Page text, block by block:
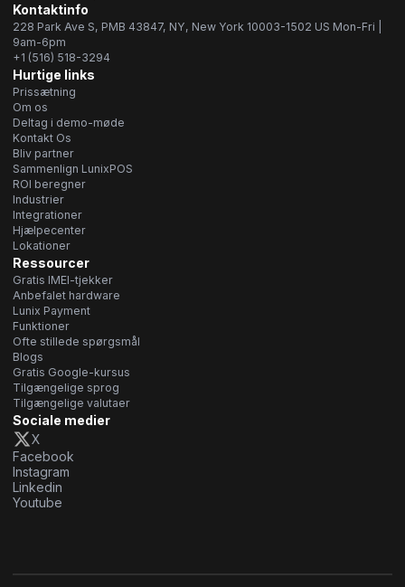
Kontaktinfo
228 Park Ave S, PMB 43847, NY, New York 10003-1502 US Mon-Fri |
9am-6pm
+1 (516) 518-3294
Hurtige links
Prissætning
Om os
Deltag i demo-møde
Kontakt Os
Bliv partner
Sammenlign LunixPOS
ROI beregner
Industrier
Integrationer
Hjælpecenter
Lokationer
Ressourcer
Gratis IMEI-tjekker
Anbefalet hardware
Lunix Payment
Funktioner
Ofte stillede spørgsmål
Blogs
Gratis Google-kursus
Tilgængelige sprog
Tilgængelige valutaer
Sociale medier
X
Facebook
Instagram
Linkedin
Youtube